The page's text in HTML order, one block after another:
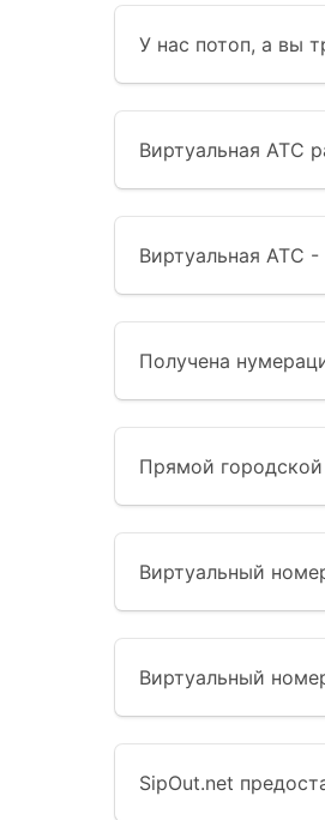
У нас потоп, а вы
Виртуальная АТС
Виртуальная АТС -
Получена
Прямой
Виртуальный
Виртуальный
SipOut.net